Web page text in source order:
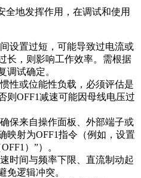
全地发挥作用，在调试和使用
设置过短，可能导致过电流或
长，则影响工作效率。需根据
调试确定。
性或位能性负载，必须评估是
则OFF1减速可能因母线电压过
确保来自操作面板、外部端子或
映射为OFF1指令（例如，设置
）”）。
时间与频率下限、直流制动起
免逻辑冲突。